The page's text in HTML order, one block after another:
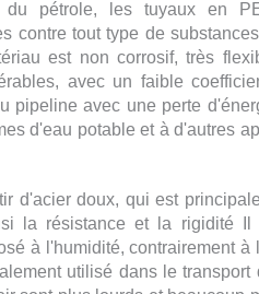
du pétrole, les tuyaux en
contre tout type de
est non corrosif, très
avec un faible
pipeline avec une perte
d'eau potable et à d'autres
d'acier doux, qui est
la résistance et la rigidité Il
à l'humidité, contrairement
utilisé dans le transport